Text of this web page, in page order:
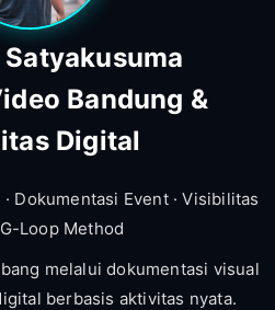
Bandung &
Digital
Dokumentasi Event · Visibilitas
Loop Method
melalui dokumentasi visual
berbasis aktivitas nyata.